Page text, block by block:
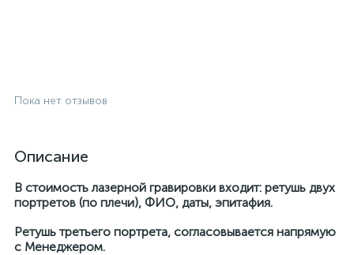
Пока нет отзывов
Описание
В стоимость лазерной гравировки входит: ретушь двух
портретов (по плечи), ФИО, даты, эпитафия.
Ретушь третьего портрета, согласовывается напрямую
с Менеджером.